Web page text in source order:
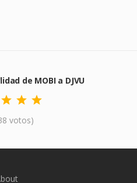
de MOBI a DJVU
votos)